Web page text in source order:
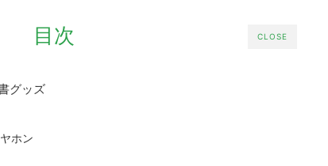
CLOSE
目次
グッズ
ホン